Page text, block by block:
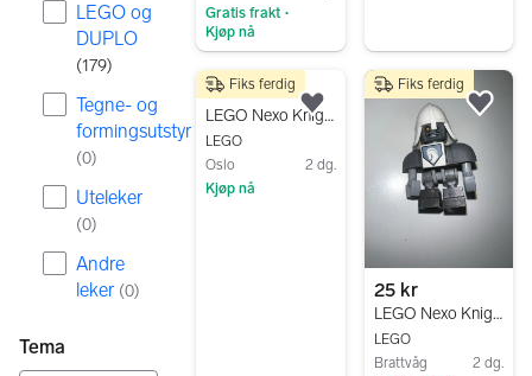
LEGO og
DUPLO
(179)
Tegne- og
formingsutstyr
(0)
Uteleker
(0)
Andre
leker (0)
Tema
Gratis frakt •
Kjøp nå
60 kr
LEGO Nexo Knights Battle Suit Clay 70362
LEGO
Oslo
2 dg.
Kjøp nå
Fiks ferdig
Legg til som favoritt.
25 kr
LEGO Nexo Knights Lance Bot
LEGO
Brattvåg
2 dg.
Fiks ferdig